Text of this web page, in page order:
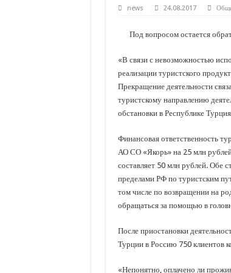
С нового учебного года в 35 школах
В городах и районах Кубани
Стартовал прием заявок на 20-й
news 24.08.2017
Под вопросом остается
«В связи с невозможностью
реализации туристского
Прекращение деятельности
туристскому направлению
обстановки в Республике
Финансовая ответственность
АО СО «Якорь» на 25 млн
составляет 50 млн рублей. Обе
пределами РФ по туристским
том числе по возвращении на
обращаться за помощью в
После приостановки
Турции в Россию 750 клиентов
«Непонятно, оплачено ли